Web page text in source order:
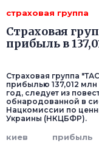
страховая группа
Страховая
прибыль в
Страховая группа
прибылью 137,012 млн
год, следует из
обнародованной в
Нацкомиссии по
Украины (НКЦБФР).
киев прибыль